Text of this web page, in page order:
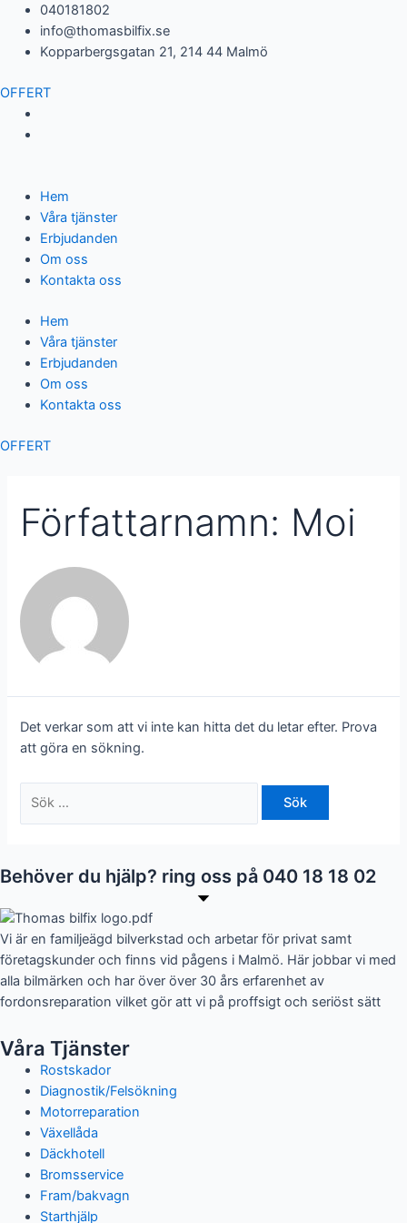
Hoppa
innehåll
040181802
info@thomasbilfix.se
Kopparbergsgatan 21, 214 44 Malmö
OFFERT
Hem
Våra tjänster
Erbjudanden
Om oss
Kontakta oss
Hem
Våra tjänster
Erbjudanden
Om oss
Kontakta oss
OFFERT
Författarnamn: Moi
Det verkar som att vi inte kan hitta det du letar efter. Prova
att göra en sökning.
efter:
Behöver du hjälp? ring oss på 040 18 18 02
Vi är en familjeägd bilverkstad och arbetar för privat samt
företagskunder och finns vid pågens i Malmö. Här jobbar vi med
alla bilmärken och har över över 30 års erfarenhet av
fordonsreparation vilket gör att vi på proffsigt och seriöst sätt
Våra Tjänster
Rostskador
Diagnostik/Felsökning
Motorreparation
Växellåda
Däckhotell
Bromsservice
Fram/bakvagn
Starthjälp